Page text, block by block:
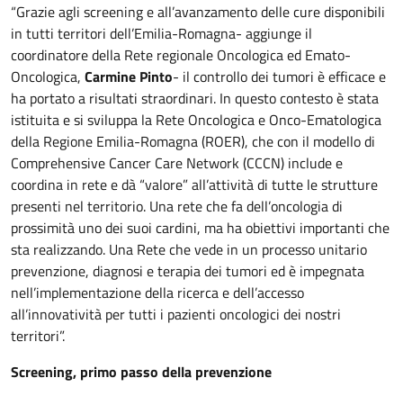
“Grazie agli screening e all’avanzamento delle cure disponibili
in tutti territori dell’Emilia-Romagna- aggiunge il
coordinatore della Rete regionale Oncologica ed Emato-
Oncologica, Carmine Pinto- il controllo dei tumori è efficace e
ha portato a risultati straordinari. In questo contesto è stata
istituita e si sviluppa la Rete Oncologica e Onco-Ematologica
della Regione Emilia-Romagna (ROER), che con il modello di
Comprehensive Cancer Care Network (CCCN) include e
coordina in rete e dà “valore” all’attività di tutte le strutture
presenti nel territorio. Una rete che fa dell’oncologia di
prossimità uno dei suoi cardini, ma ha obiettivi importanti che
sta realizzando. Una Rete che vede in un processo unitario
prevenzione, diagnosi e terapia dei tumori ed è impegnata
nell’implementazione della ricerca e dell’accesso
all’innovatività per tutti i pazienti oncologici dei nostri
territori”.
Screening, primo passo della prevenzione